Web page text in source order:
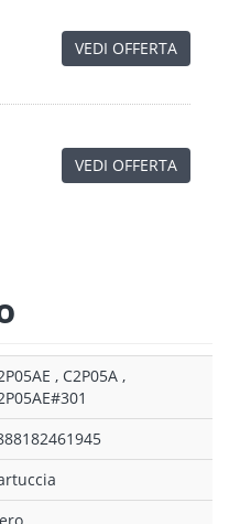
VEDI OFFERTA
VEDI OFFERTA
, C2P05A ,